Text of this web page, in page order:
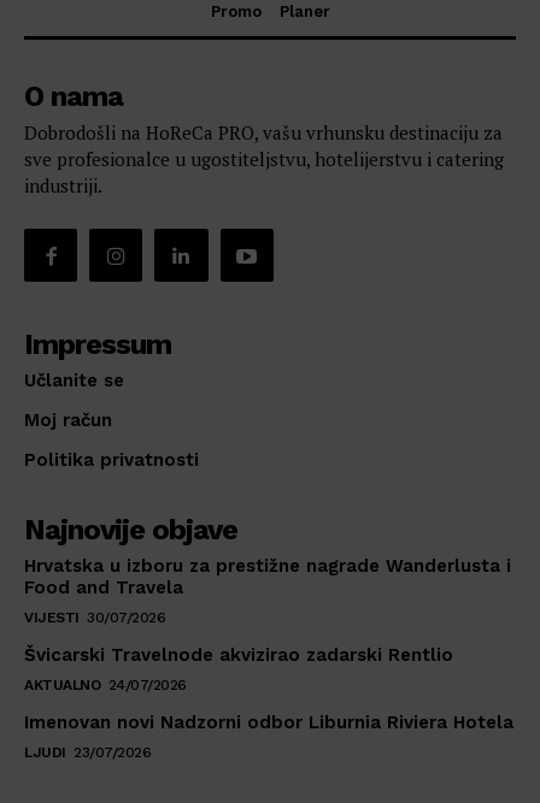
Promo
Planer
O nama
Dobrodošli na HoReCa PRO, vašu vrhunsku destinaciju za
sve profesionalce u ugostiteljstvu, hotelijerstvu i catering
industriji.
Impressum
Učlanite se
Moj račun
Politika privatnosti
Najnovije objave
Hrvatska u izboru za prestižne nagrade Wanderlusta i
Food and Travela
VIJESTI 30/07/2026
Švicarski Travelnode akvizirao zadarski Rentlio
AKTUALNO 24/07/2026
Imenovan novi Nadzorni odbor Liburnia Riviera Hotela
LJUDI 23/07/2026